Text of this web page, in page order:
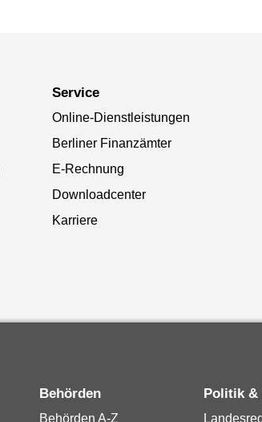
Service
Online-Dienstleistungen
Berliner Finanzämter
E-Rechnung
Downloadcenter
Karriere
Behörden
Behörden A-Z
Politik